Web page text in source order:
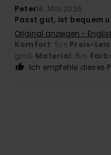
Peter14. Mai 2026
Passt gut, ist bequem
Original anzeigen -
Komfort: 5 /5 Preis-
groß Material: 5 /5
Ich empfehle dieses